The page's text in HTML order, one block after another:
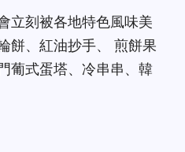
立刻被各地特色風味美
餅、紅油抄手、 煎餅果
葡式蛋塔、冷串串、韓